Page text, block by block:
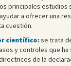
principales estudios
a ofrecer una
cuestión.
científico:se trata
y controles que ha
de la